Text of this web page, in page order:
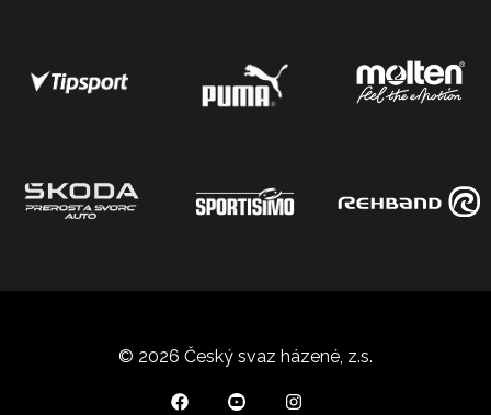
© 2026 Český svaz házené, z.s.